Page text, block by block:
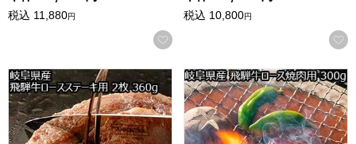
税込 11,880円
お気に入りに登録する
税込 10,800円
岐阜県産 岐阜県産 飛騨牛ロースステーキ用 2枚 360g【おい
岐阜県産 飛騨牛ロース焼肉